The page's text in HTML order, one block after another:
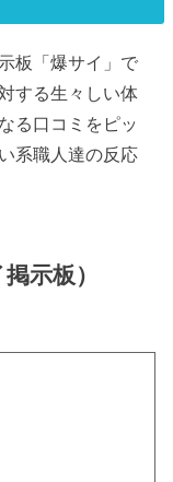
板「爆サイ」で
する生々しい体
る口コミをピッ
系職人達の反応
示板）